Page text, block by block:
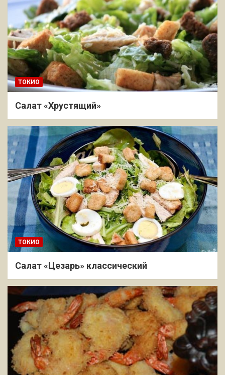
ТОКИО
Салат «Хрустящий»
ТОКИО
Салат «Цезарь» классический